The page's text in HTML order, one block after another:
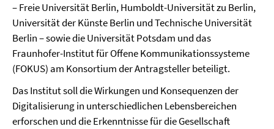
– Freie Universität Berlin, Humboldt-Universität zu Berlin,
Universität der Künste Berlin und Technische Universität
Berlin – sowie die Universität Potsdam und das
Fraunhofer-Institut für Offene Kommunikationssysteme
(FOKUS) am Konsortium der Antragsteller beteiligt.
Das Institut soll die Wirkungen und Konsequenzen der
Digitalisierung in unterschiedlichen Lebensbereichen
erforschen und die Erkenntnisse für die Gesellschaft